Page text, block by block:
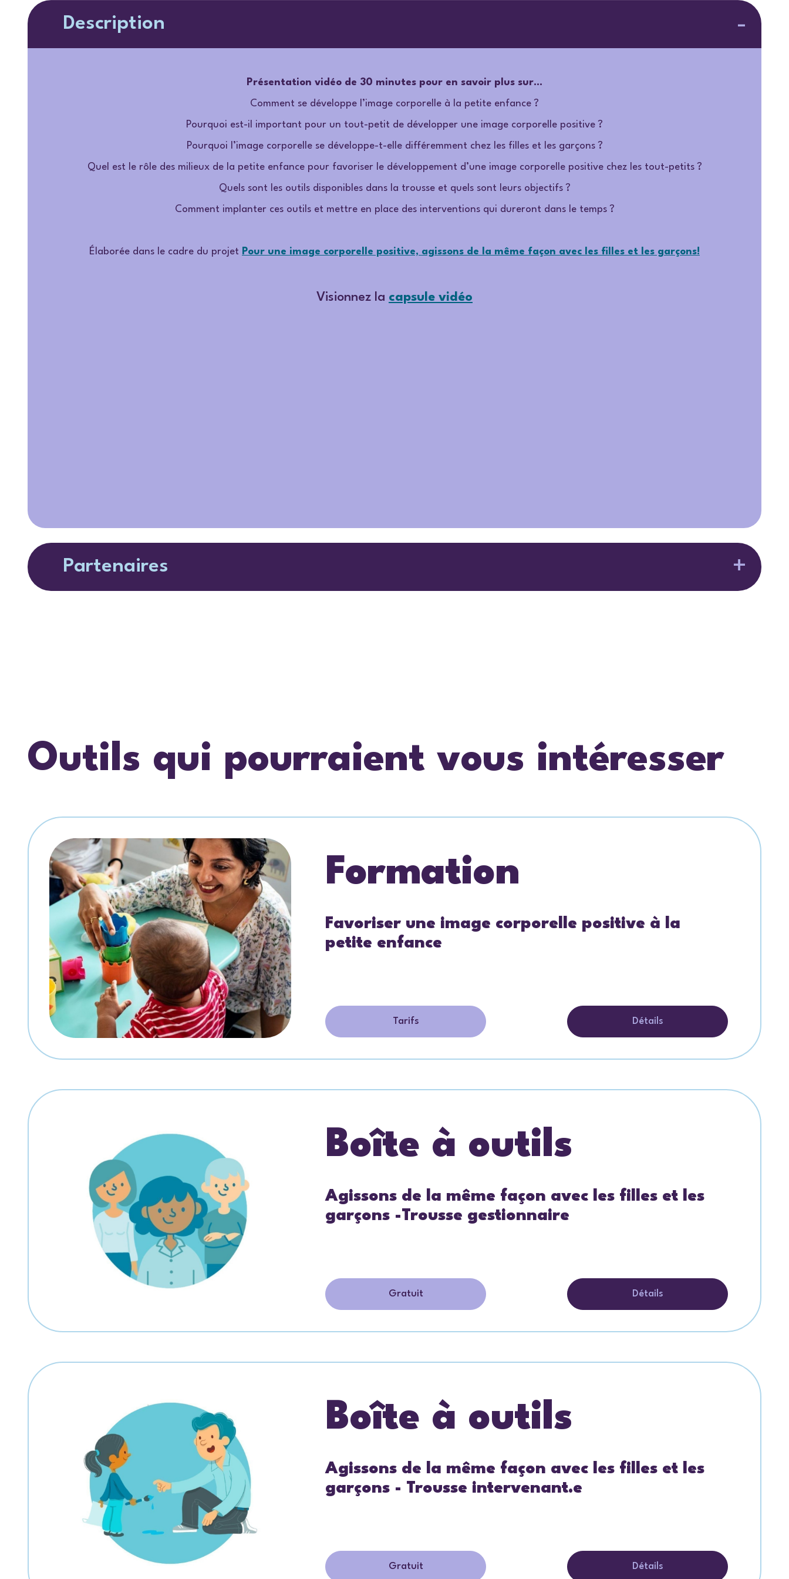
Description
Présentation vidéo de 30 minutes pour en savoir plus sur...
Comment se développe l’image corporelle à la petite enfance ?
Pourquoi est-il important pour un tout-petit de développer une image corporelle positive ?
Pourquoi l’image corporelle se développe-t-elle différemment chez les filles et les garçons ?
Quel est le rôle des milieux de la petite enfance pour favoriser le développement d’une image corporelle positive chez les tout-petits ?
Quels sont les outils disponibles dans la trousse et quels sont leurs objectifs ?
Comment implanter ces outils et mettre en place des interventions qui dureront dans le temps ?
Élaborée dans le cadre du projet Pour une image corporelle positive, agissons de la même façon avec les filles et les garçons!
Visionnez la capsule vidéo
Partenaires
Outils qui pourraient vous intéresser
Formation
Favoriser une image corporelle positive à la
petite enfance
Tarifs Détails
Boîte à outils
Agissons de la même façon avec les filles et les
garçons -Trousse gestionnaire
Gratuit Détails
Boîte à outils
Agissons de la même façon avec les filles et les
garçons - Trousse intervenant.e
Gratuit Détails